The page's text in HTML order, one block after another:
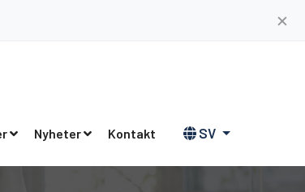
✕
Nyheter Kontakt SV